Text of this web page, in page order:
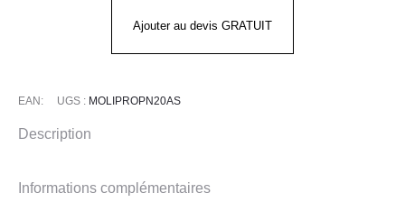
Ajouter au devis GRATUIT
EAN: UGS : MOLIPROPN20AS
Description
Informations complémentaires